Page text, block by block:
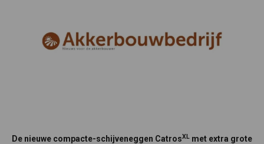
De nieuwe compacte-schijveneggen CatrosXL met extra grote